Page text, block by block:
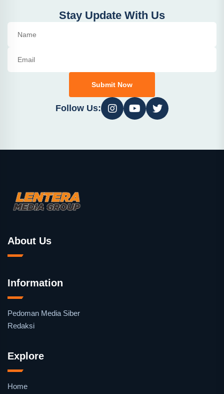
Stay Update With Us
Submit Now
Follow Us:
About Us
Information
Pedoman Media Siber
Redaksi
Explore
Home